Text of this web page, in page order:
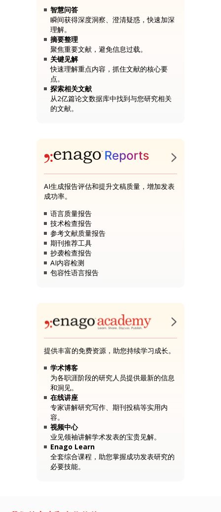
智慧问答
瞬间获得深度洞察、澄清疑惑，快速加深
理解。
摘要整理
聚焦重要文献，避免信息过载。
关键见解
快速理解重点内容，抓住文献的核心要
点。
探索相关文献
从2亿篇论文数据库中找到与您研究相关
的文献。
AI生成报告评估和提升文稿质量，增加发表
成功率。
语言质量报告
技术检查报告
参考文献质量报告
期刊推荐工具
抄袭检查报告
AI内容检测
包容性语言报告
提供丰富的免费资源，助您持续学习成长。
学术博客
为各职涯阶段的研究人员提供最新的信息
和洞见。
在线讲座
专家讲解研究写作、期刊投稿等实用内
容。
视频中心
业见领袖讲解学术发表的宝贵见解。
Enago Learn
全套综合课程，助您掌握成功发表研究的
必要技能。